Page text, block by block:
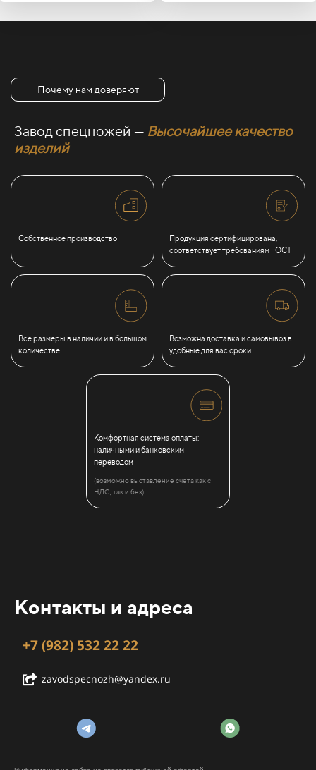
Почему нам доверяют
Завод спецножей — Высочайшее качество
изделий
Собственное производство
Продукция сертифицирована,
соответствует требованиям ГОСТ
Все размеры в наличии и в большом
количестве
Возможна доставка и самовывоз в
удобные для вас сроки
Комфортная система оплаты:
наличными и банковским
переводом
(возможно выставление счета как с
НДС, так и без)
Контакты и адреса
+7 (982) 532 22 22
zavodspecnozh@yandex.ru